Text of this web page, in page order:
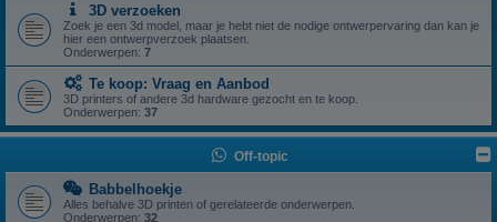
3D verzoeken
Zoek je een 3d model, maar je hebt niet de nodige ontwerpervaring dan kan je
hier een ontwerpverzoek plaatsen.
Onderwerpen: 7
Te koop: Vraag en Aanbod
3D printers of andere 3d hardware gezocht en te koop.
Onderwerpen: 37
Off-topic
Babbelhoekje
Alles behalve 3D printen of gerelateerde onderwerpen.
Onderwerpen: 32